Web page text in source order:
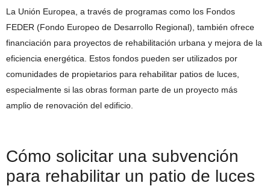
La Unión Europea, a través de programas como los Fondos
FEDER (Fondo Europeo de Desarrollo Regional), también ofrece
financiación para proyectos de rehabilitación urbana y mejora de la
eficiencia energética. Estos fondos pueden ser utilizados por
comunidades de propietarios para rehabilitar patios de luces,
especialmente si las obras forman parte de un proyecto más
amplio de renovación del edificio.
Cómo solicitar una subvención
para rehabilitar un patio de luces